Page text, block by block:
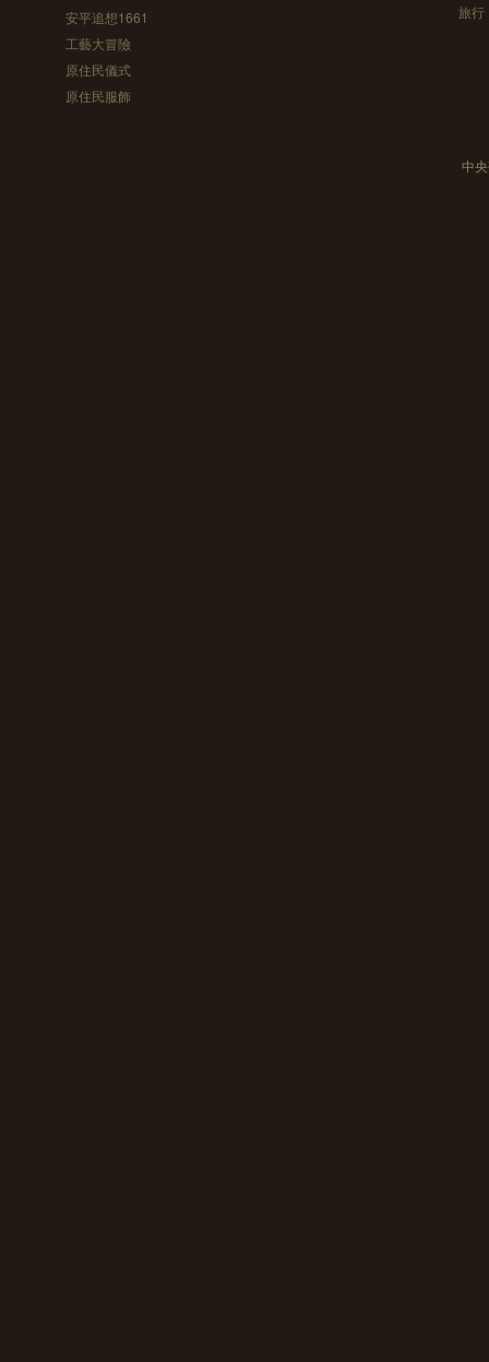
安平追想1661
工藝大冒險
原住民儀式
原住民服飾
旅行
中